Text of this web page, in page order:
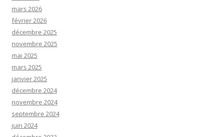
mars 2026
février 2026
décembre 2025
novembre 2025
mai 2025
mars 2025
janvier 2025
décembre 2024
novembre 2024
septembre 2024
juin 2024